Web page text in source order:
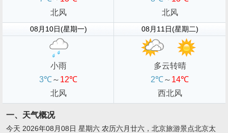
北风
北风
08月10日(星期一)
小雨
3℃～ 12℃
北风
08月11日(星期二)
多云转晴
2℃～ 14℃
西北风
一、天气概况
今天 2026年08月08日 星期六 农历六月廿六，北京旅游景点北京太